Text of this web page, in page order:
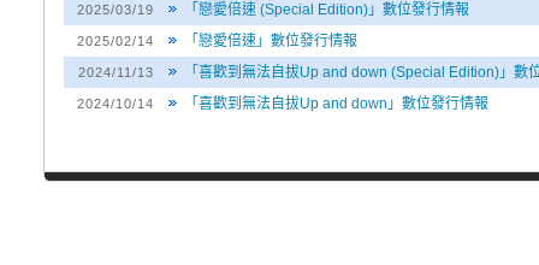
2025/03/19 「戀愛倍速 (Special Edition)」數位發行情報
2025/02/14 「戀愛倍速」數位發行情報
2024/11/13 「喜歡到無法自拔Up and down (Special Edition)」數
2024/10/14 「喜歡到無法自拔Up and down」數位發行情報